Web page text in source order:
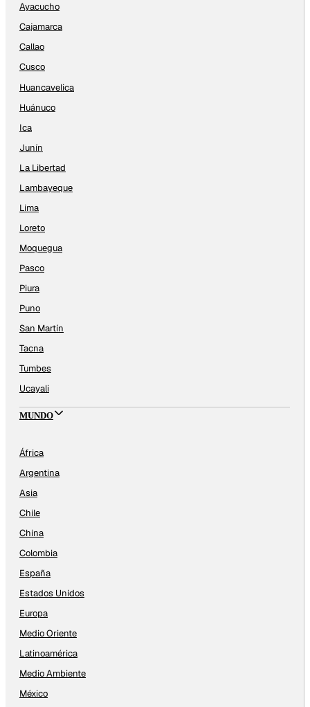
Ayacucho
Cajamarca
Callao
Cusco
Huancavelica
Huánuco
Ica
Junín
La Libertad
Lambayeque
Lima
Loreto
Moquegua
Pasco
Piura
Puno
San Martín
Tacna
Tumbes
Ucayali
MUNDO
África
Argentina
Asia
Chile
China
Colombia
España
Estados Unidos
Europa
Medio Oriente
Latinoamérica
Medio Ambiente
México